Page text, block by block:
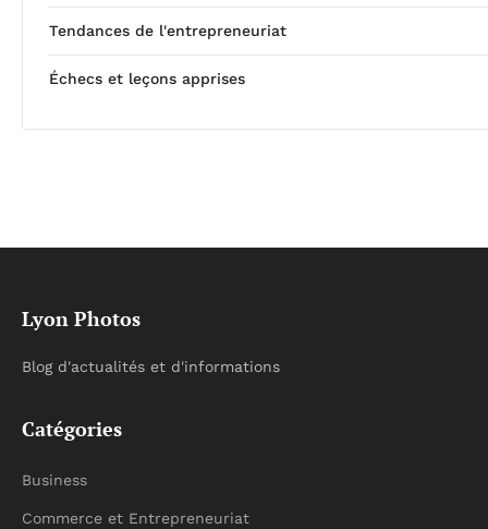
Tendances de l'entrepreneuriat
Échecs et leçons apprises
Lyon Photos
Blog d'actualités et d'informations
Catégories
Business
Commerce et Entrepreneuriat